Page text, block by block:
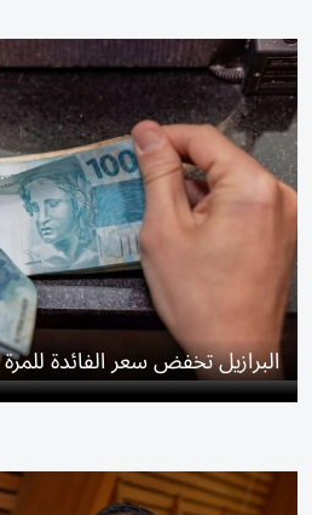
البرازيل تخفض سعر الفائدة للمرة